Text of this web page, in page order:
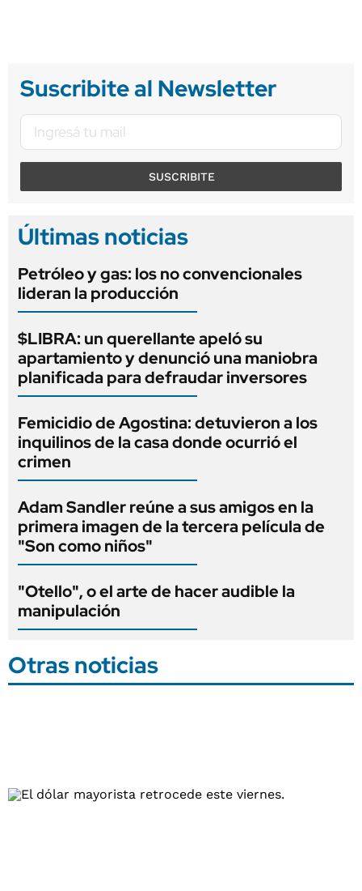
Suscribite al Newsletter
SUSCRIBITE
Últimas noticias
Petróleo y gas: los no convencionales
lideran la producción
$LIBRA: un querellante apeló su
apartamiento y denunció una maniobra
planificada para defraudar inversores
Femicidio de Agostina: detuvieron a los
inquilinos de la casa donde ocurrió el
crimen
Adam Sandler reúne a sus amigos en la
primera imagen de la tercera película de
"Son como niños"
"Otello", o el arte de hacer audible la
manipulación
Otras noticias